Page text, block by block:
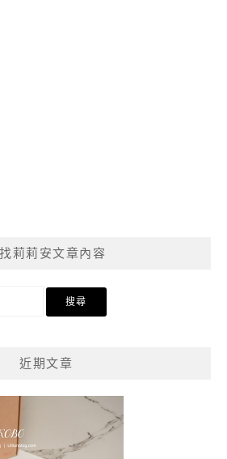
莉莉安文章內容
近期文章